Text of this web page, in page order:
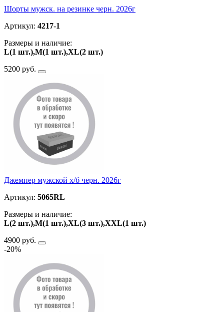
Шорты мужск. на резинке черн. 2026г
Артикул: 4217-1
Размеры и наличие:
L(1 шт.),M(1 шт.),XL(2 шт.)
5200 руб.
Джемпер мужской х/б черн. 2026г
Артикул: 5065RL
Размеры и наличие:
L(2 шт.),M(1 шт.),XL(3 шт.),ХXL(1 шт.)
4900 руб.
-20%